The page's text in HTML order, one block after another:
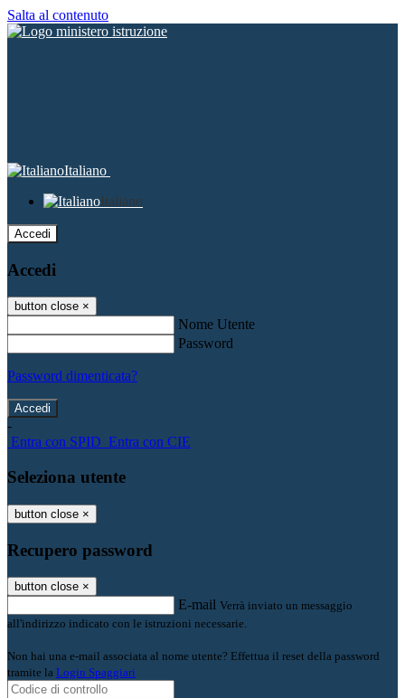
Salta al contenuto
Italiano
Italiano
Accedi
Accedi
button close ×
Nome Utente
Password
Password dimenticata?
-
Entra con SPID Entra con CIE
Seleziona utente
button close ×
Recupero password
button close ×
E-mail Verrà inviato un messaggio
all'indirizzo indicato con le istruzioni necessarie.
Non hai una e-mail associata al nome utente? Effettua il reset della password
tramite la Login Spaggiari